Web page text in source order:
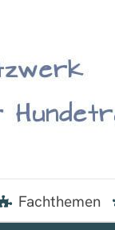
Fachthemen